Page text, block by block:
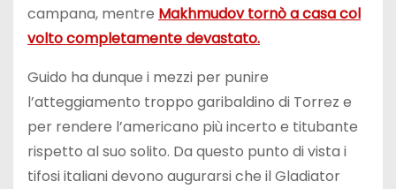
campana, mentre Makhmudov tornò a casa col
volto completamente devastato.
Guido ha dunque i mezzi per punire
l’atteggiamento troppo garibaldino di Torrez e
per rendere l’americano più incerto e titubante
rispetto al suo solito. Da questo punto di vista i
tifosi italiani devono augurarsi che il Gladiator